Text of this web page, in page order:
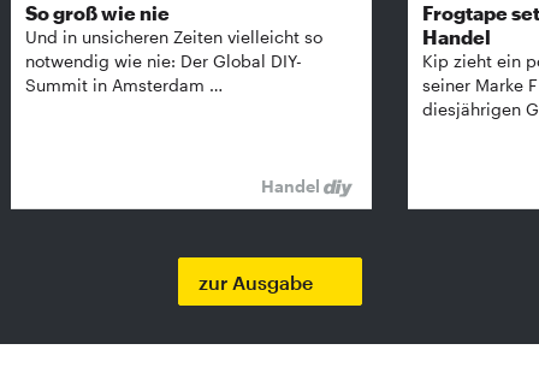
So groß wie nie
Und in unsicheren Zeiten vielleicht so
notwendig wie nie: Der Global DIY-
Summit in Amsterdam …
Handel
Frogtape
Handel
Kip zieht ein
seiner Marke
diesjährigen
zur Ausgabe